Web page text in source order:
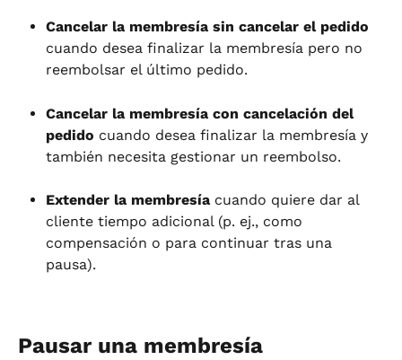
Cancelar la membresía sin cancelar el pedido
cuando desea finalizar la membresía pero no
reembolsar el último pedido.
Cancelar la membresía con cancelación del
pedido cuando desea finalizar la membresía y
también necesita gestionar un reembolso.
Extender la membresía cuando quiere dar al
cliente tiempo adicional (p. ej., como
compensación o para continuar tras una
pausa).
Pausar una membresía